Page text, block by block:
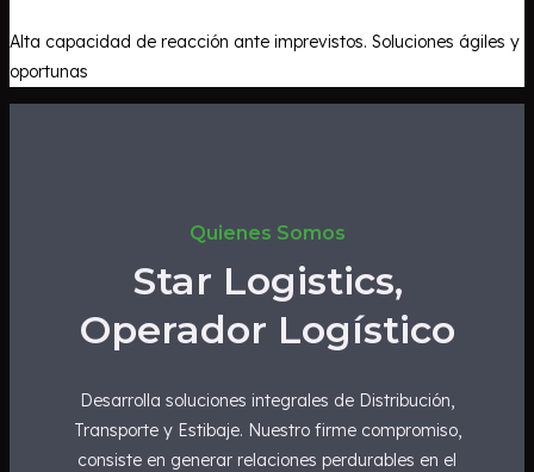
Alta capacidad de reacción ante imprevistos. Soluciones ágiles y
oportunas
Quienes Somos
Star Logistics,
Operador Logístico
Desarrolla soluciones integrales de Distribución,
Transporte y Estibaje. Nuestro firme compromiso,
consiste en generar relaciones perdurables en el